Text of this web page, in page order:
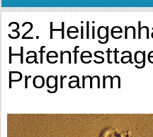
32.
Programm